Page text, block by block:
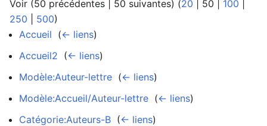
Voir (50 précédentes 50 suivantes) (20 50 100
250
500)
Accueil (← liens)
Accueil2 (← liens)
Modèle:Auteur-lettre (← liens)
Modèle:Accueil/Auteur-lettre (← liens)
Catégorie:Auteurs-B (← liens)